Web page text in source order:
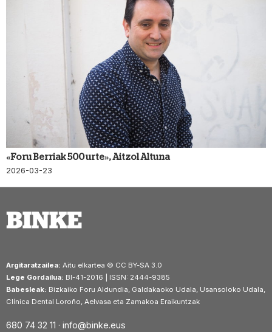
«Foru Berriak 500 urte», Aitzol Altuna
2026-03-23
Argitaratzailea: Aitu elkartea © CC BY-SA 3.0
Lege Gordailua: BI-41-2016 | ISSN: 2444-9385
Babesleak: Bizkaiko Foru Aldundia, Galdakaoko Udala, Usansoloko Udala,
Clínica Dental Loroño, Aelvasa eta Zamakoa Eraikuntzak
680 74 32 11 · info@binke.eus